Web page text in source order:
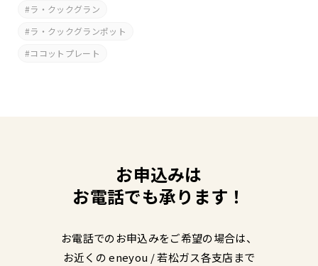
ラ・クックグラン
ラ・クックグランポット
ココットプレート
お申込みは
お電話でも承ります！
お電話でのお申込みをご希望の場合は、
お近くの eneyou / 若松ガス各支店まで